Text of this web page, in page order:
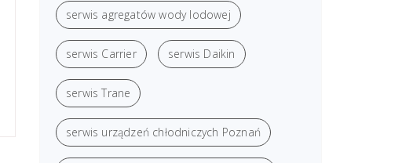
serwis agregatów wody lodowej
serwis Carrier serwis Daikin
serwis Trane
serwis urządzeń chłodniczych Poznań